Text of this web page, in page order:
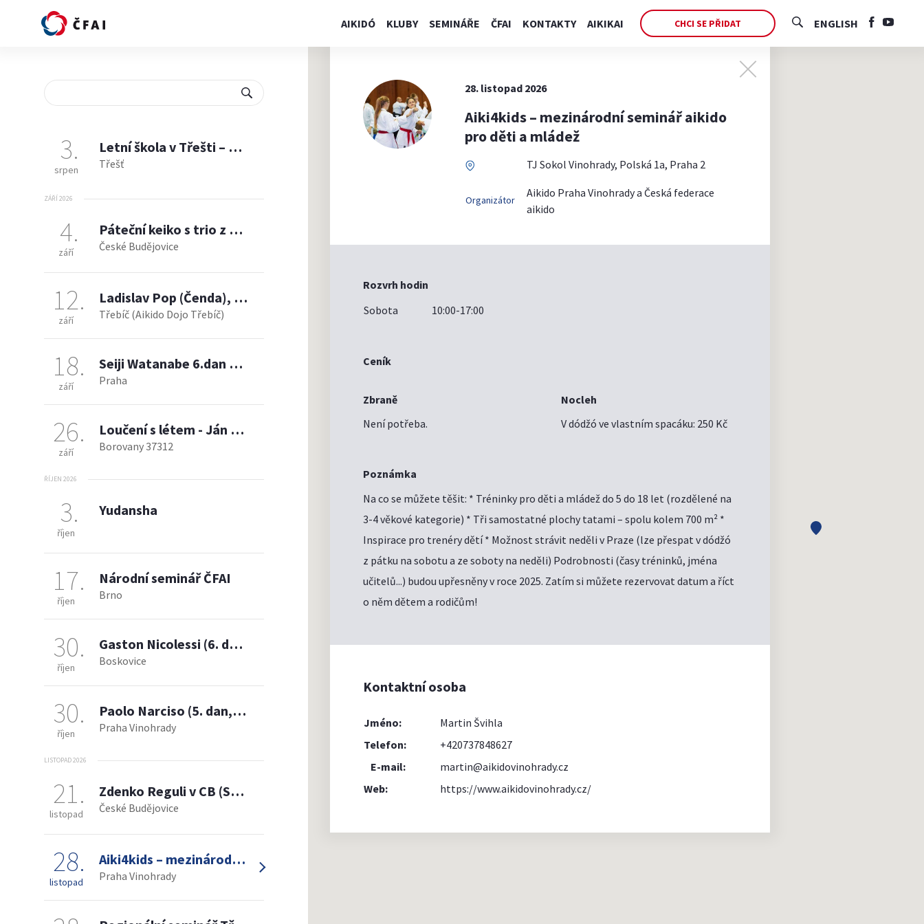
AIKIDÓ KLUBY SEMINÁŘE ČFAI KONTAKTY AIKIKAI CHCI SE PŘIDAT ENGLISH
28. listopad 2026
Aiki4kids – mezinárodní seminář aikido
pro děti a mládež
TJ Sokol Vinohrady, Polská 1a, Praha 2
Organizátor
Aikido Praha Vinohrady a Česká federace
aikido
Rozvrh hodin
Sobota
10:00-17:00
Ceník
Zbraně
Není potřeba.
Nocleh
V dódžó ve vlastním spacáku: 250 Kč
Poznámka
Na co se můžete těšit: * Tréninky pro děti a mládež do 5 do 18 let (rozdělené na
3-4 věkové kategorie) * Tři samostatné plochy tatami – spolu kolem 700 m² *
Inspirace pro trenéry dětí * Možnost strávit neděli v Praze (lze přespat v dódžó
z pátku na sobotu a ze soboty na neděli) Podrobnosti (časy tréninků, jména
učitelů...) budou upřesněny v roce 2025. Zatím si můžete rezervovat datum a říct
o něm dětem a rodičům!
Kontaktní osoba
Jméno:
Martin Švihla
Telefon:
+420737848627
E-mail:
martin@aikidovinohrady.cz
Web:
https://www.aikidovinohrady.cz/
3
srpen
Letní škola v Třešti – Martin Švihla (6. dan Aikikai)
Třešť
ZÁŘÍ 2026
4
září
Páteční keiko s trio z Třebíče
České Budějovice
12
září
Ladislav Pop (Čenda), 4. Dan - intenzivní trénink aikido a zbraně
Třebíč (Aikido Dojo Třebíč)
18
září
Seiji Watanabe 6.dan Japonsko - mezinárodní seminář
Praha
26
září
Loučení s létem - Ján Pertlíček, Petr Dražan
Borovany 37312
ŘÍJEN 2026
3
říjen
Yudansha
17
říjen
Národní seminář ČFAI
Brno
30
říjen
Gaston Nicolessi (6. dan Aikikai)
Boskovice
30
říjen
Paolo Narciso (5. dan, Itálie)
Praha Vinohrady
LISTOPAD 2026
21
listopad
Zdenko Reguli v CB (Shihan)
České Budějovice
28
listopad
Aiki4kids – mezinárodní seminář aikido pro děti a mládež
Praha Vinohrady